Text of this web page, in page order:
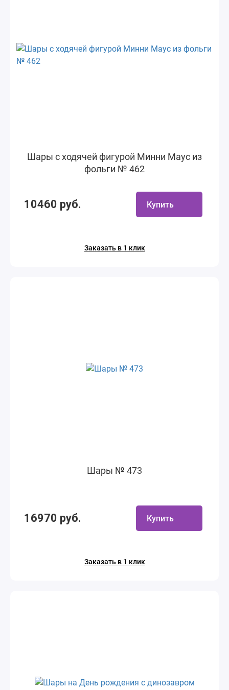
Шары с ходячей фигурой Минни Маус из
фольги № 462
10460 руб. Купить
Заказать в 1 клик
Шары № 473
16970 руб. Купить
Заказать в 1 клик